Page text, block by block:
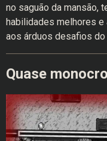
no saguão da mansão,
habilidades melhores e
aos árduos desafios do
Quase